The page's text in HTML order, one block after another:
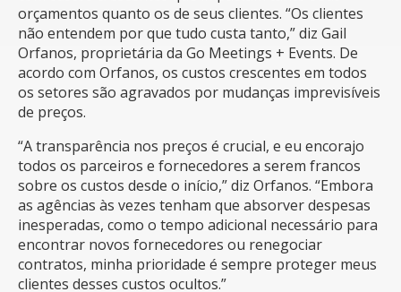
orçamentos quanto os de seus clientes. “Os clientes
não entendem por que tudo custa tanto,” diz Gail
Orfanos, proprietária da Go Meetings + Events. De
acordo com Orfanos, os custos crescentes em todos
os setores são agravados por mudanças imprevisíveis
de preços.
“A transparência nos preços é crucial, e eu encorajo
todos os parceiros e fornecedores a serem francos
sobre os custos desde o início,” diz Orfanos. “Embora
as agências às vezes tenham que absorver despesas
inesperadas, como o tempo adicional necessário para
encontrar novos fornecedores ou renegociar
contratos, minha prioridade é sempre proteger meus
clientes desses custos ocultos.”